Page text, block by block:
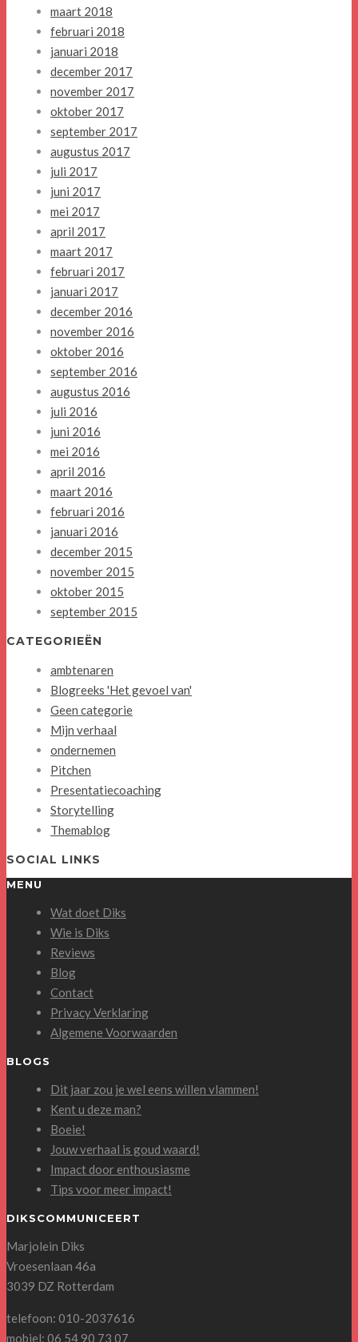
maart 2018
februari 2018
januari 2018
december 2017
november 2017
oktober 2017
september 2017
augustus 2017
juli 2017
juni 2017
mei 2017
april 2017
maart 2017
februari 2017
januari 2017
december 2016
november 2016
oktober 2016
september 2016
augustus 2016
juli 2016
juni 2016
mei 2016
april 2016
maart 2016
februari 2016
januari 2016
december 2015
november 2015
oktober 2015
september 2015
CATEGORIEËN
ambtenaren
Blogreeks 'Het gevoel van'
Geen categorie
Mijn verhaal
ondernemen
Pitchen
Presentatiecoaching
Storytelling
Themablog
SOCIAL LINKS
MENU
Wat doet Diks
Wie is Diks
Reviews
Blog
Contact
Privacy Verklaring
Algemene Voorwaarden
BLOGS
Dit jaar zou je wel eens willen vlammen!
Kent u deze man?
Boeie!
Jouw verhaal is goud waard!
Impact door enthousiasme
Tips voor meer impact!
DIKSCOMMUNICEERT
Marjolein Diks
Vroesenlaan 46a
3039 DZ Rotterdam
telefoon: 010-2037616
mobiel: 06 54 90 73 07